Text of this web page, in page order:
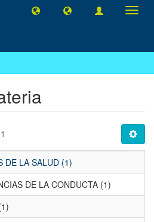
DE LA SALUD (1)
DE LA CONDUCTA (1)